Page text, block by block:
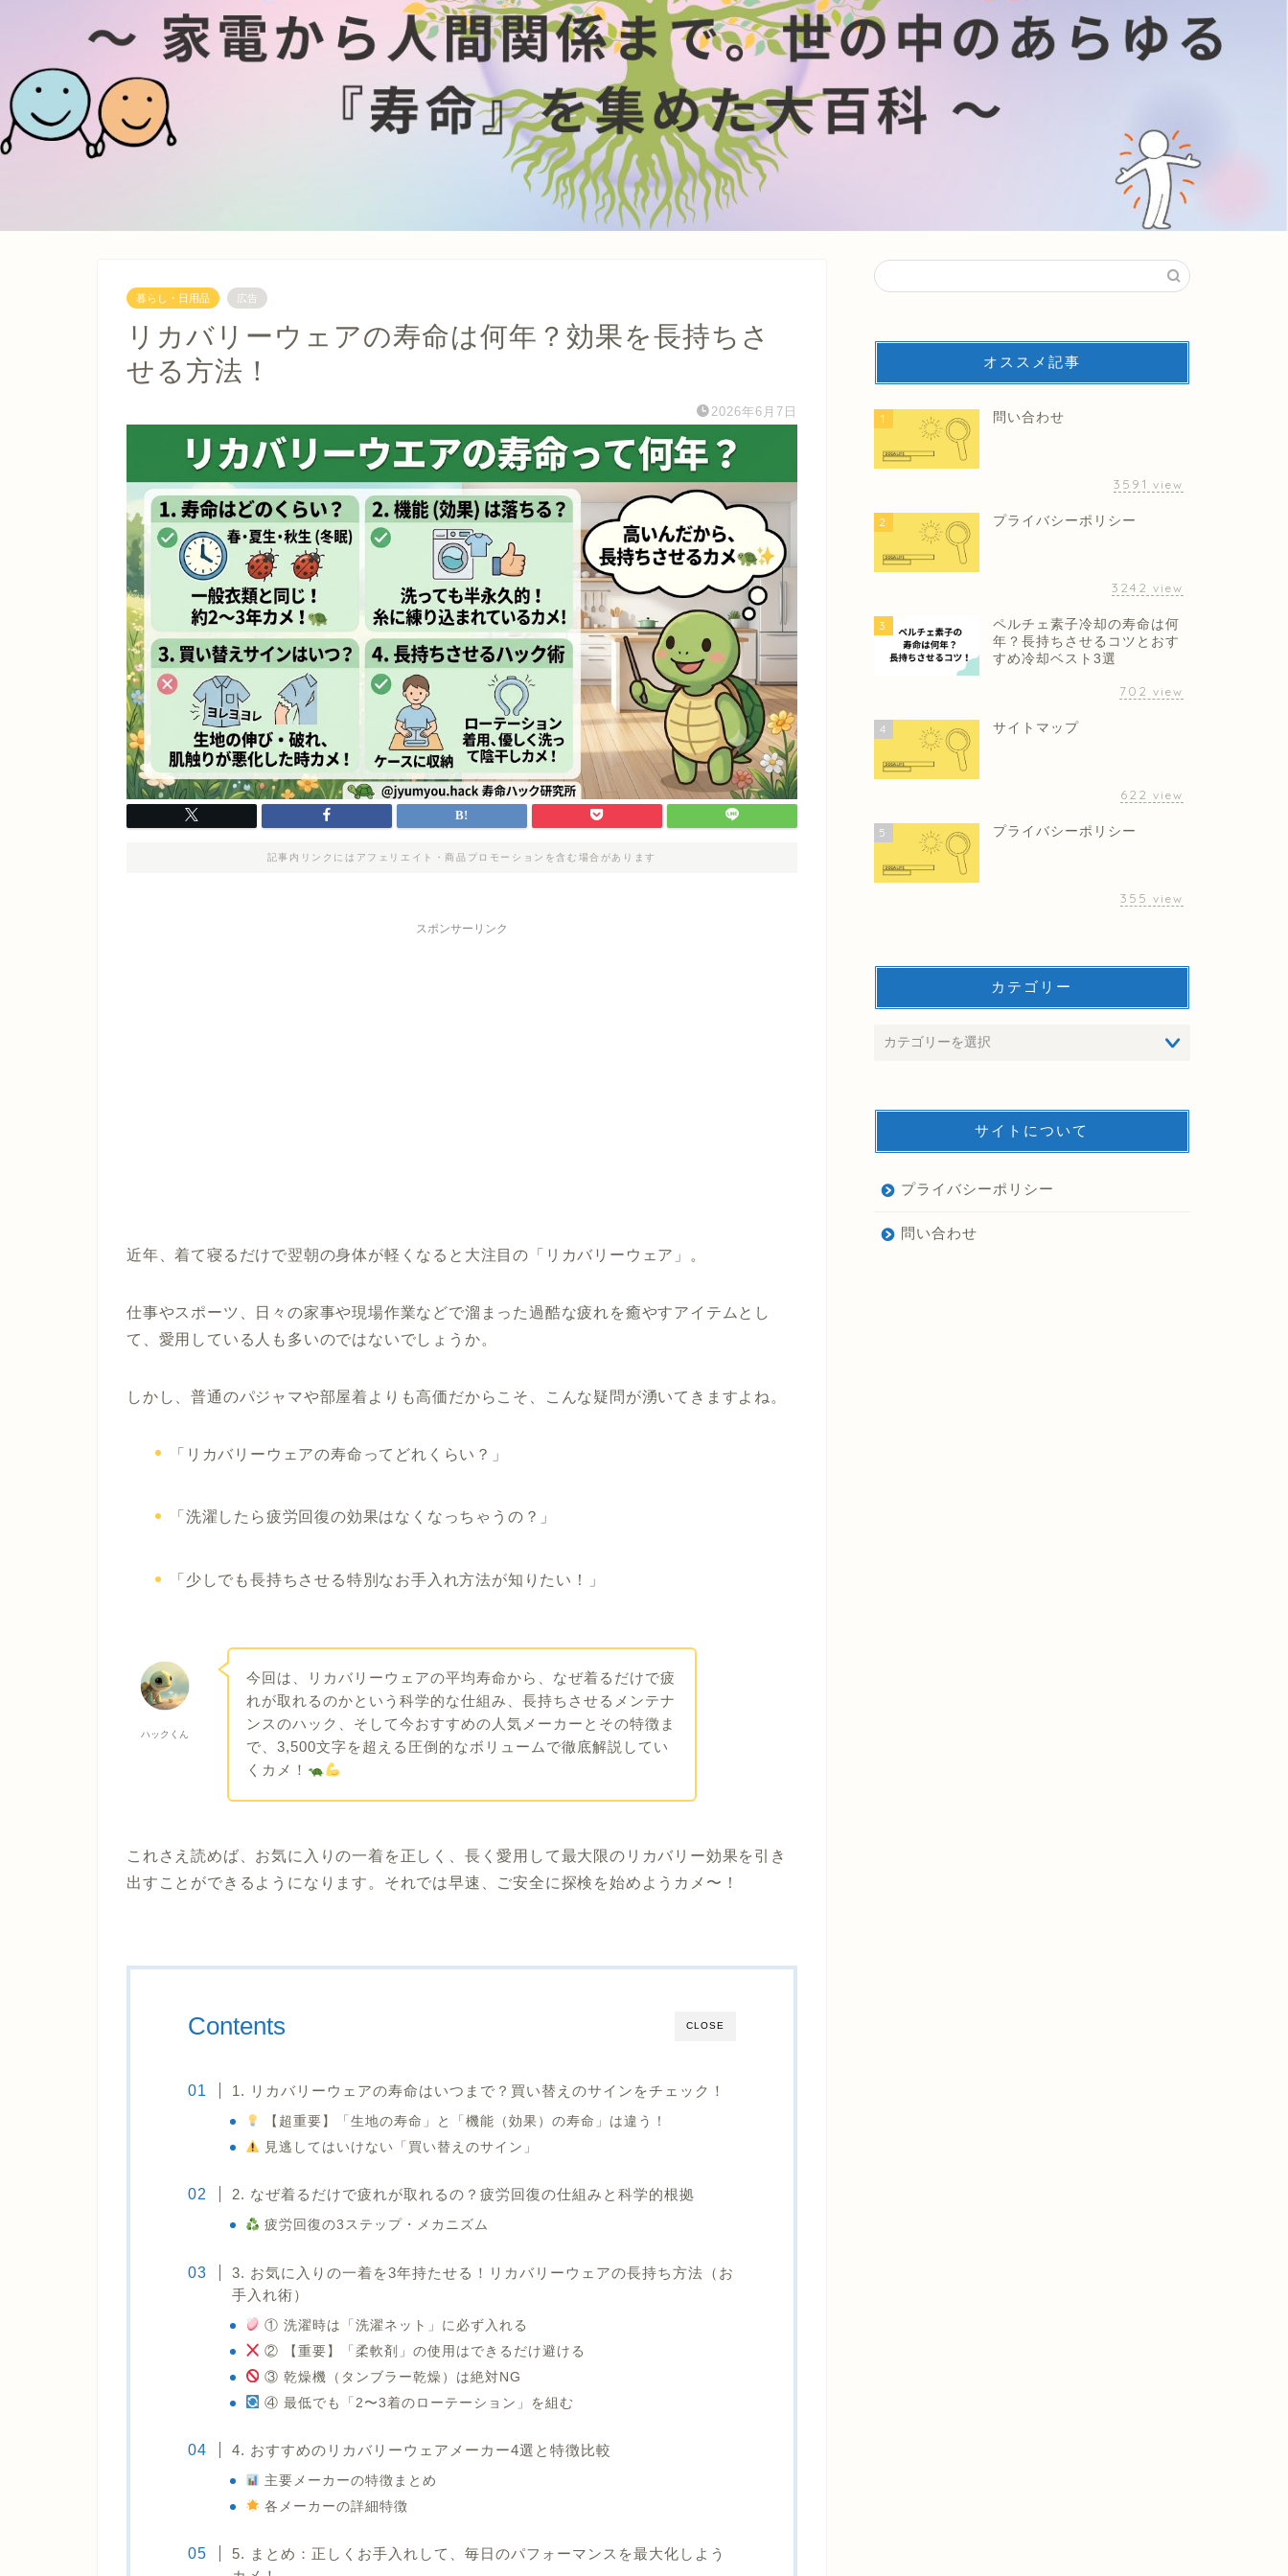
暮らし・日用品 広告
リカバリーウェアの寿命は何年？効果を長持ちさ
せる方法！
2026年6月7日
記事内リンクにはアフェリエイト・商品プロモーションを含む場合があります
スポンサーリンク
近年、着て寝るだけで翌朝の身体が軽くなると大注目の「リカバリーウェア」。
仕事やスポーツ、日々の家事や現場作業などで溜まった過酷な疲れを癒やすアイテムとし
て、愛用している人も多いのではないでしょうか。
しかし、普通のパジャマや部屋着よりも高価だからこそ、こんな疑問が湧いてきますよね。
「リカバリーウェアの寿命ってどれくらい？」
「洗濯したら疲労回復の効果はなくなっちゃうの？」
「少しでも長持ちさせる特別なお手入れ方法が知りたい！」
ハックくん
今回は、リカバリーウェアの平均寿命から、なぜ着るだけで疲
れが取れるのかという科学的な仕組み、長持ちさせるメンテナ
ンスのハック、そして今おすすめの人気メーカーとその特徴ま
で、3,500文字を超える圧倒的なボリュームで徹底解説してい
くカメ！
これさえ読めば、お気に入りの一着を正しく、長く愛用して最大限のリカバリー効果を引き
出すことができるようになります。それでは早速、ご安全に探検を始めようカメ〜！
CLOSE
Contents
1. リカバリーウェアの寿命はいつまで？買い替えのサインをチェック！
【超重要】「生地の寿命」と「機能（効果）の寿命」は違う！
見逃してはいけない「買い替えのサイン」
2. なぜ着るだけで疲れが取れるの？疲労回復の仕組みと科学的根拠
疲労回復の3ステップ・メカニズム
3. お気に入りの一着を3年持たせる！リカバリーウェアの長持ち方法（お
手入れ術）
① 洗濯時は「洗濯ネット」に必ず入れる
② 【重要】「柔軟剤」の使用はできるだけ避ける
③ 乾燥機（タンブラー乾燥）は絶対NG
④ 最低でも「2〜3着のローテーション」を組む
4. おすすめのリカバリーウェアメーカー4選と特徴比較
主要メーカーの特徴まとめ
各メーカーの詳細特徴
5. まとめ：正しくお手入れして、毎日のパフォーマンスを最大化しよう
オススメ記事
1 問い合わせ
3591 view
2 プライバシーポリシー
3242 view
3
ペルチェ素子冷却の寿命は何
年？長持ちさせるコツとおす
すめ冷却ベスト3選
702 view
4 サイトマップ
622 view
5 プライバシーポリシー
355 view
カテゴリー
サイトについて
プライバシーポリシー
問い合わせ